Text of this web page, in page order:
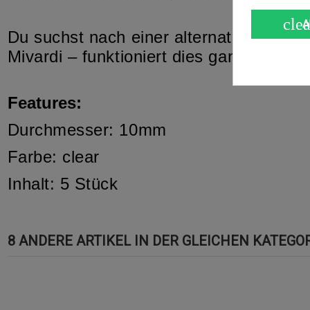
Du suchst nach einer alternativen
Mivardi – funktioniert dies ganz einfach
Features:
Durchmesser: 10mm
Farbe: clear
Inhalt: 5 Stück
8 ANDERE ARTIKEL IN DER GLEICHEN